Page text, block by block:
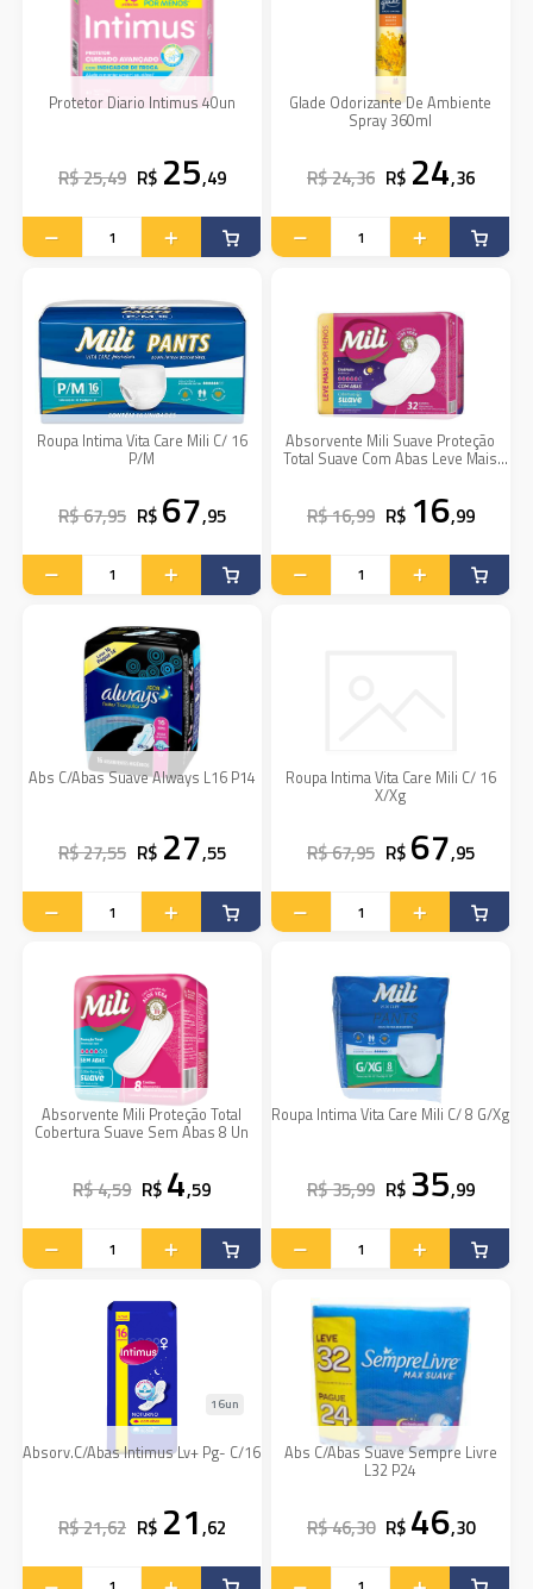
Protetor Diario Intimus 40un
R$ 25,49 R$ 25,49
Glade Odorizante De Ambiente
Spray 360ml
R$ 24,36 R$ 24,36
Roupa Intima Vita Care Mili C/ 16
P/M
R$ 67,95 R$ 67,95
Absorvente Mili Suave Proteção
Total Suave Com Abas Leve Mais
R$ 16,99 R$ 16,99
Abs C/Abas Suave Always L16 P14
R$ 27,55 R$ 27,55
Roupa Intima Vita Care Mili C/ 16
X/Xg
R$ 67,95 R$ 67,95
Absorvente Mili Proteção Total
Cobertura Suave Sem Abas 8 Un
R$ 4,59 R$ 4,59
Roupa Intima Vita Care Mili C/ 8 G/Xg
R$ 35,99 R$ 35,99
Absorv.C/Abas Intimus Lv+ Pg- C/16
16un
R$ 21,62 R$ 21,62
Abs C/Abas Suave Sempre Livre
L32 P24
R$ 46,30 R$ 46,30